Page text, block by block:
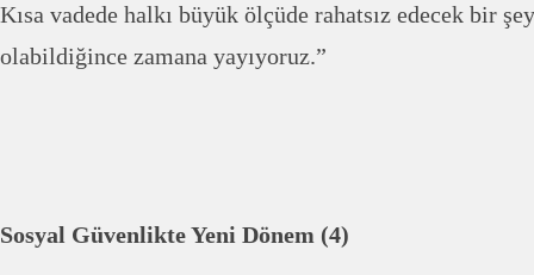
Kısa vadede halkı büyük ölçüde rahatsız edecek bir
olabildiğince zamana yayıyoruz.”
Sosyal Güvenlikte Yeni Dönem (4)